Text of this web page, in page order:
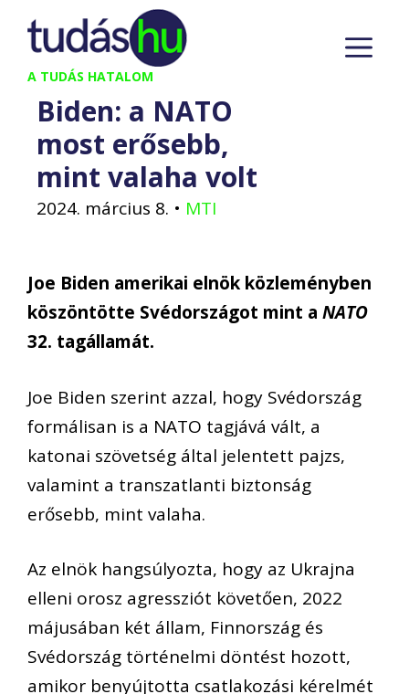
Kilépés
tartalomba
A TUDÁS HATALOM
Biden: a NATO
most erősebb,
mint valaha volt
2024. március 8. • MTI
Joe Biden amerikai elnök közleményben
köszöntötte Svédországot mint a NATO
32. tagállamát.
Joe Biden szerint azzal, hogy Svédország
formálisan is a NATO tagjává vált, a
katonai szövetség által jelentett pajzs,
valamint a transzatlanti biztonság
erősebb, mint valaha.
Az elnök hangsúlyozta, hogy az Ukrajna
elleni orosz agressziót követően, 2022
májusában két állam, Finnország és
Svédország történelmi döntést hozott,
amikor benyújtotta csatlakozási kérelmét